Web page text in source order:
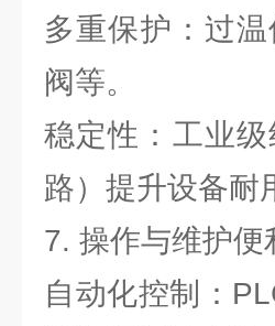
多重保护：过
阀等。
稳定性：工业
路）提升设备耐
7. 操作与维护便
自动化控制：